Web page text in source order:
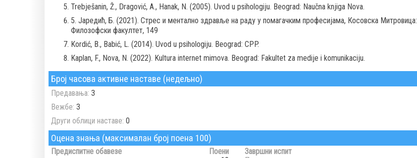
Trebješanin, Ž., Dragović, A., Hanak, N. (2005). Uvod u psihologiju. Beograd: Naučna knjiga Nova.
5. Јаредић, Б. (2021). Стрес и ментално здравље на раду у помагачким професијама, Косовска Митровица:
Филозофски факултет, 149
Kordić, B., Babić, L. (2014). Uvod u psihologiju. Beograd: CPP.
Kaplan, F., Nova, N. (2022). Kultura internet mimova. Beograd: Fakultet za medije i komunikaciju.
Број часова активне наставе (недељно)
Предавања: 3
Вежбе: 3
Други облици наставе: 0
Оцена знања (максималан број поена 100)
Предиспитне обавезе
Поени
Завршни испит